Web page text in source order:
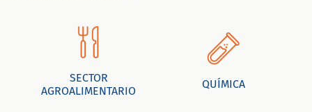
SECTOR
AGROALIMENTARIO
QUÍMICA